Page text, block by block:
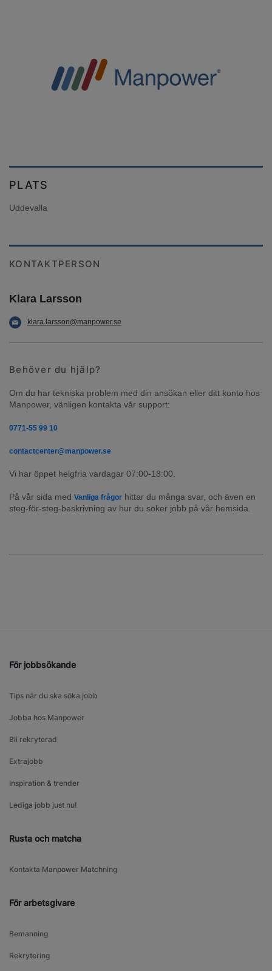
PLATS
Uddevalla
KONTAKTPERSON
Klara Larsson
klara.larsson@manpower.se
Behöver du hjälp?
Om du har tekniska problem med din ansökan eller ditt konto hos
Manpower, vänligen kontakta vår support:
0771-55 99 10
contactcenter@manpower.se
Vi har öppet helgfria vardagar 07:00-18:00.
På vår sida med Vanliga frågor hittar du många svar, och även en
steg-för-steg-beskrivning av hur du söker jobb på vår hemsida.
För jobbsökande
Tips när du ska söka jobb
Jobba hos Manpower
Bli rekryterad
Extrajobb
Inspiration & trender
Lediga jobb just nu!
Rusta och matcha
Kontakta Manpower Matchning
För arbetsgivare
Bemanning
Rekrytering